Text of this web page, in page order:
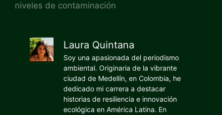
niveles de contaminación
Laura Quintana
Soy una apasionada del periodismo
ambiental. Originaria de la vibrante
ciudad de Medellín, en Colombia, he
dedicado mi carrera a destacar
historias de resiliencia e innovación
ecológica en América Latina. En